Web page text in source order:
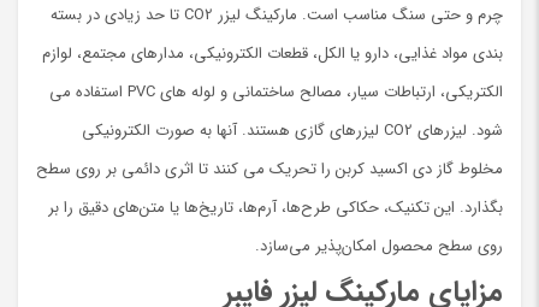
چرم و حتی سنگ مناسب است. مارکینگ لیزر CO2 تا حد زیادی در بسته
بندی مواد غذایی، دارو یا الکل، قطعات الکترونیکی، مدارهای مجتمع، لوازم
الکتریکی، ارتباطات سیار، مصالح ساختمانی و لوله های PVC استفاده می
شود. لیزرهای CO2 لیزرهای گازی هستند. آنها به صورت الکترونیکی
مخلوط گاز دی اکسید کربن را تحریک می کنند تا اثری دائمی بر روی سطح
بگذارد. این تکنیک، حکاکی طرح‌ها، آرم‌ها، تاریخ‌ها یا متن‌های دقیق را بر
روی سطح محصول امکان‌پذیر می‌سازد.
مزایای مارکینگ لیزر فایبر